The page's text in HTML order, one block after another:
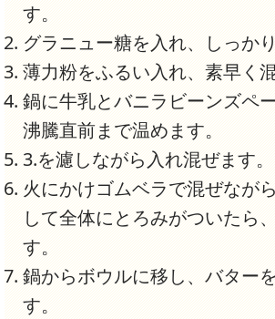
す。
グラニュー糖を入れ、しっか
薄力粉をふるい入れ、素早く混
鍋に牛乳とバニラビーンズペ
沸騰直前まで温めます。
3.を濾しながら入れ混ぜます。
火にかけゴムベラで混ぜなが
して全体にとろみがついたら
す。
鍋からボウルに移し、バター
す。